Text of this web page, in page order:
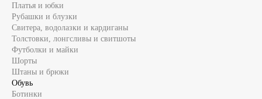
Платья и юбки
Рубашки и блузки
Свитера, водолазки и кардиганы
Толстовки, лонгсливы и свитшоты
Футболки и майки
Шорты
Штаны и брюки
Обувь
Ботинки